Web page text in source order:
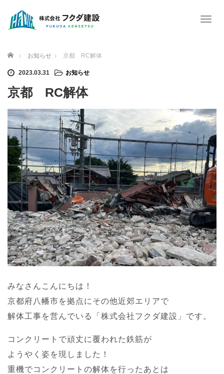
T
i
g
i
o
n
ホーム お知らせ 京都 RC解体
2023.03.31 お知らせ
京都 RC解体
みなさんこんにちは！
京都府八幡市を拠点にその他近郊エリアで
解体工事を営んでいる「株式会社フクダ建設」です。
コンクリートで頑丈に覆われた鉄筋が
ようやく姿を現しました！
重機でコンクリートの解体を行ったあとは